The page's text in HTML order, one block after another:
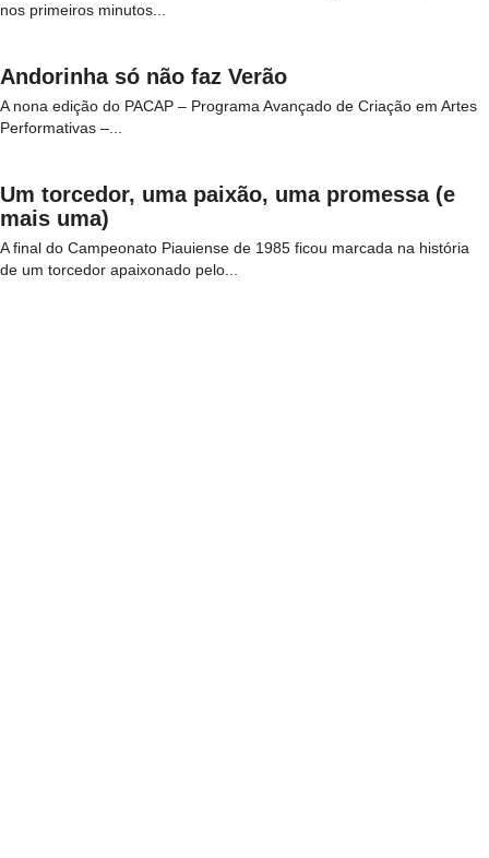
nos primeiros minutos...
Andorinha só não faz Verão
A nona edição do PACAP – Programa Avançado de Criação em Artes
Performativas –...
Um torcedor, uma paixão, uma promessa (e
mais uma)
A final do Campeonato Piauiense de 1985 ficou marcada na história
de um torcedor apaixonado pelo...